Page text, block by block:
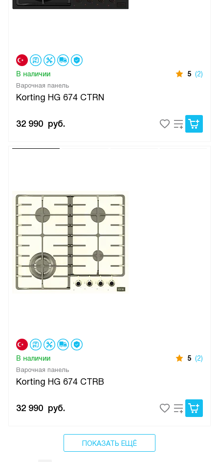
Варочная панель
Korting HG 674 CTRN
В наличии 5 (2)
32 990 руб.
Варочная панель
Korting HG 674 CTRB
В наличии 5 (2)
32 990 руб.
ПОКАЗАТЬ ЕЩЁ